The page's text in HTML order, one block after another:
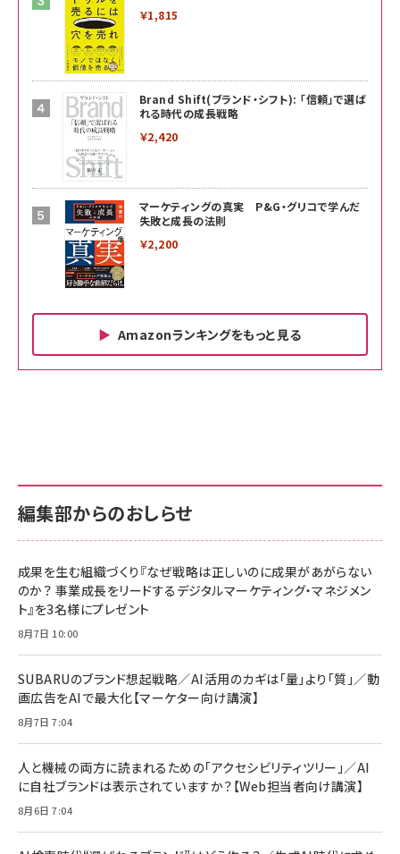
￥1,815
Brand Shift(ブランド・シフト): 「信頼」で選ば
れる時代の成長戦略
￥2,420
マーケティングの真実 P&G・グリコで学んだ
失敗と成長の法則
￥2,200
Amazonランキングをもっと見る
￥880
anan(アンアン)2026/06/24号 No.2500増刊
スペシャルエディション[王道エンタメの矜持／
￥1,100
anan(アンアン)2026/07/08号 No.2502[2026
￥880
ママ投資家が育休中に１億貯めた株式投資
組織の成果を最大化する ルールのデザイン
￥1,980
サポート正規品 メーカー保証5年 KLMEA128G
NIMASO ガラスフィルム iPhone 17 用 保護フィ
すい ガイド枠付き いPhone17 (6.3インチ) 対応
2枚セット DSP25F1698
￥1,599
￥6,980
全ワイヤレスイヤホン/アクティブノイズキャンセリ
技術基準適合】ブラック
￥5,990
ケーブル Anker絡まないケーブル 240W 結束バン
ド付き USB PD対応 シリコン素材採用 iPhone
サポート正規品 メーカー保証5年 KLMEA128G
Amazon eギフトカード - Amazonロゴ - クラ
￥5,000
Anker PowerLine III Flow USB-C & USB-C
Pro/Air 各種対応 (1.8m ミッドナイトブラック)
￥1,890
サッポロ 生ビール 黒ラベル 350ml 缶 24本 ビー
ル ケース買い【6/30応募〆切! 黒ラベルビヤセラー
￥4,857
編集部からのおしらせ
成果を生む組織づくり『なぜ戦略は正しいのに成果があがらない
のか？ 事業成長をリードするデジタルマーケティング・マネジメン
ト』を3名様にプレゼント
8月7日 10:00
SUBARUのブランド想起戦略／AI活用のカギは「量」より「質」／動
画広告をAIで最大化【マーケター向け講演】
8月7日 7:04
人と機械の両方に読まれるための「アクセシビリティツリー」／AI
に自社ブランドは表示されていますか？【Web担当者向け講演】
8月6日 7:04